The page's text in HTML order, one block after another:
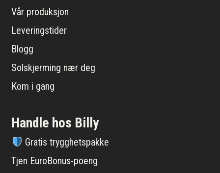
Vår produksjon
Leveringstider
Blogg
Solskjerming nær deg
Kom i gang
Handle hos Billy
Gratis trygghetspakke
Tjen EuroBonus-poeng